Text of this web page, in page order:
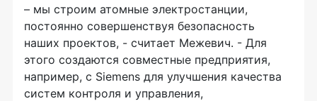
– мы строим атомные электростанции,
постоянно совершенствуя безопасность
наших проектов, - считает Межевич. - Для
этого создаются совместные предприятия,
например, с Siemens для улучшения качества
систем контроля и управления,